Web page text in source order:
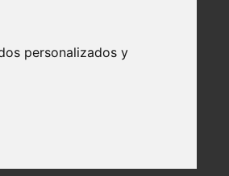
personalizados y